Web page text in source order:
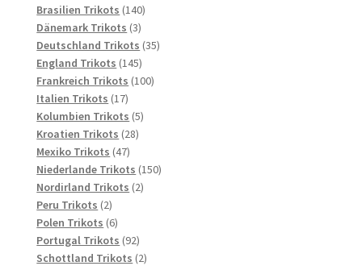
Produkte
Brasilien Trikots 140140
Dänemark Trikots 33
Produkte
Deutschland Trikots 3535
England Trikots 145145
Produkte
Frankreich Trikots 100100
Italien Trikots 1717
Produkte
Kolumbien Trikots 55
Kroatien Trikots 2828
Mexiko Trikots 4747
Produkte
Niederlande Trikots 150150
Nordirland Trikots 22
Peru Trikots 22
Produkte
Polen Trikots 66
Produkte
Portugal Trikots 9292
Produkte
Schottland Trikots 22